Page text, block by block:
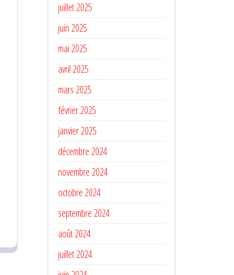
juillet 2025
juin 2025
mai 2025
avril 2025
mars 2025
février 2025
janvier 2025
décembre 2024
novembre 2024
octobre 2024
septembre 2024
août 2024
juillet 2024